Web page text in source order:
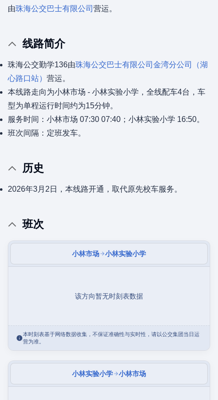
由珠海公交巴士有限公司 营运。
线路简介
珠海公交勤学136由珠海公交巴士有限公司 金湾分公司（湖
心路口站） 营运。
本线路走向为小林市场 - 小林实验小学，全线配车4台，车
型为单程运行时间约为15分钟。
服务时间：小林市场 07:30 07:40；小林实验小学 16:50。
班次间隔：定班发车。
历史
2026年3月2日，本线路开通，取代原先校车服务。
班次
小林市场 小林实验小学
该方向暂无时刻表数据
本时刻表基于网络数据收集，不保证准确性与实时性，请以公交集团当日运
营为准。
小林实验小学 小林市场